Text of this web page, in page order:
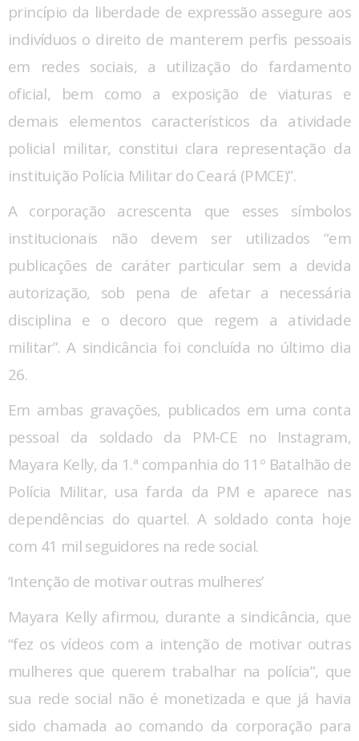
princípio da liberdade de expressão assegure aos
indivíduos o direito de manterem perfis pessoais
em redes sociais, a utilização do fardamento
oficial, bem como a exposição de viaturas e
demais elementos característicos da atividade
policial militar, constitui clara representação da
instituição Polícia Militar do Ceará (PMCE)”.
A corporação acrescenta que esses símbolos
institucionais não devem ser utilizados “em
publicações de caráter particular sem a devida
autorização, sob pena de afetar a necessária
disciplina e o decoro que regem a atividade
militar”. A sindicância foi concluída no último dia
26.
Em ambas gravações, publicados em uma conta
pessoal da soldado da PM-CE no Instagram,
Mayara Kelly, da 1.ª companhia do 11º Batalhão de
Polícia Militar, usa farda da PM e aparece nas
dependências do quartel. A soldado conta hoje
com 41 mil seguidores na rede social.
‘Intenção de motivar outras mulheres’
Mayara Kelly afirmou, durante a sindicância, que
“fez os vídeos com a intenção de motivar outras
mulheres que querem trabalhar na polícia”, que
sua rede social não é monetizada e que já havia
sido chamada ao comando da corporação para